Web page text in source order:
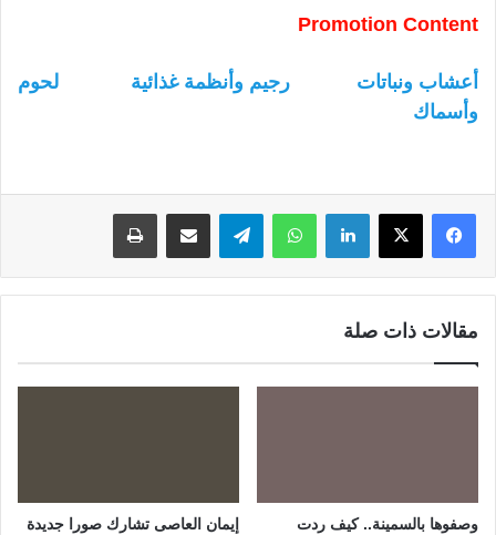
Promotion Content
أعشاب ونباتات رجيم وأنظمة غذائية
لحوم
وأسماك
لينكدإن واتساب
مقالات ذات صلة
وصفوها بالسمينة.. كيف ردت
إيمان العاصى تشارك صورا جديدة